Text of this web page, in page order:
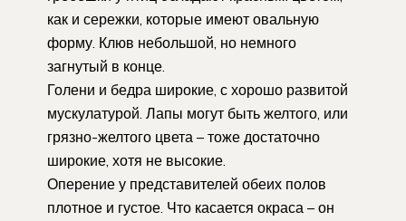
как и сережки, которые имеют овальную
форму. Клюв небольшой, но немного
загнутый в конце.
Голени и бедра широкие, с хорошо развитой
мускулатурой. Лапы могут быть желтого, или
грязно-желтого цвета – тоже достаточно
широкие, хотя не высокие.
Оперение у представителей обеих полов
плотное и густое. Что касается окраса – он